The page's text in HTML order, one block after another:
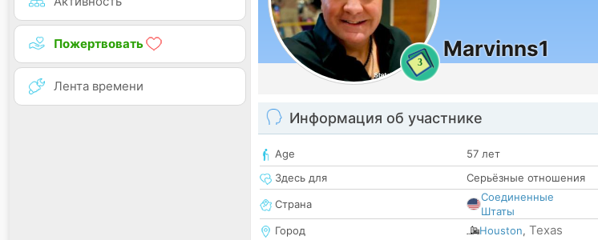
Пожертвовать
Лента времени
3
Marvinns1
Информация об участнике
Age
57 лет
Здесь для
Серьёзные отношения
Страна
Соединенные
Штаты
Город
Houston, Texas